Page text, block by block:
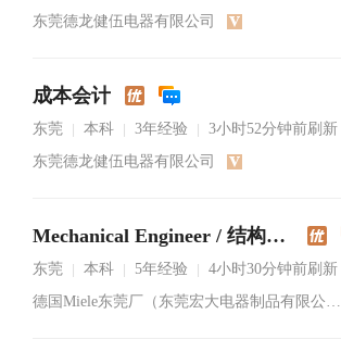
东莞德龙健伍电器有限公司
成本会计
东莞 本科 3年经验
3小时52分钟前刷新
东莞德龙健伍电器有限公司
Mechanical Engineer / 结构工程师
东莞 本科 5年经验
4小时30分钟前刷新
德国Miele东莞厂（东莞宏大电器制品有限公司）